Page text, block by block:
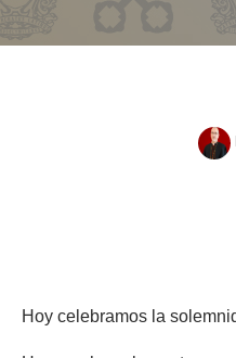
Hoy celebramos la